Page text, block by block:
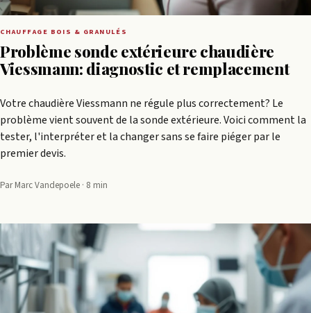
CHAUFFAGE BOIS & GRANULÉS
Problème sonde extérieure chaudière
Viessmann: diagnostic et remplacement
Votre chaudière Viessmann ne régule plus correctement? Le
problème vient souvent de la sonde extérieure. Voici comment la
tester, l'interpréter et la changer sans se faire piéger par le
premier devis.
Par Marc Vandepoele · 8 min